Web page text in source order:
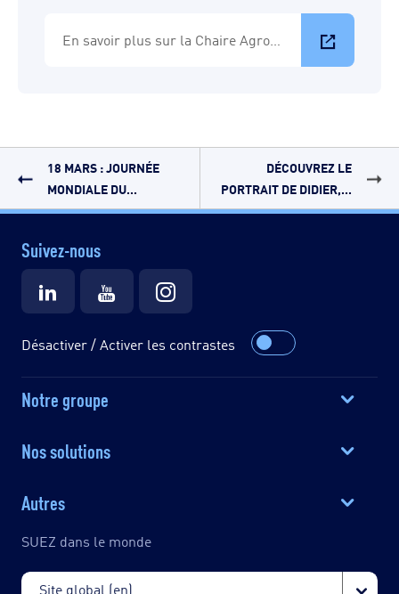
18 MARS : JOURNÉE
MONDIALE DU...
DÉCOUVREZ LE
PORTRAIT DE DIDIER,...
Suivez-nous
Désactiver / Activer les contrastes
Notre groupe
Nos solutions
Autres
SUEZ dans le monde